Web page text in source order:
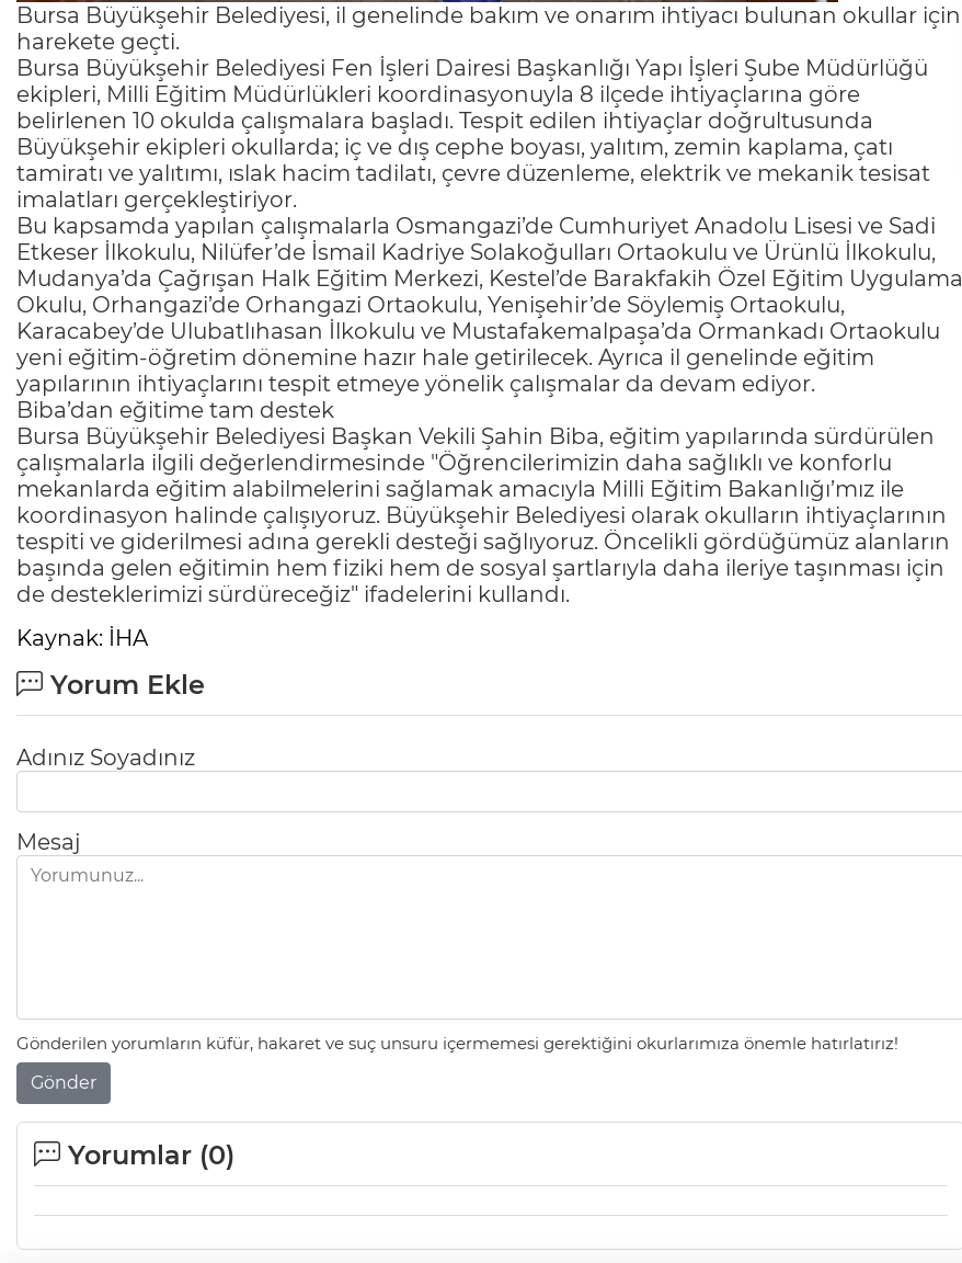
Bursa Büyükşehir Belediyesi, il genelinde bakım ve onarım ihtiyacı bulunan okullar için
harekete geçti.
Bursa Büyükşehir Belediyesi Fen İşleri Dairesi Başkanlığı Yapı İşleri Şube Müdürlüğü
ekipleri, Milli Eğitim Müdürlükleri koordinasyonuyla 8 ilçede ihtiyaçlarına göre
belirlenen 10 okulda çalışmalara başladı. Tespit edilen ihtiyaçlar doğrultusunda
Büyükşehir ekipleri okullarda; iç ve dış cephe boyası, yalıtım, zemin kaplama, çatı
tamiratı ve yalıtımı, ıslak hacim tadilatı, çevre düzenleme, elektrik ve mekanik tesisat
imalatları gerçekleştiriyor.
Bu kapsamda yapılan çalışmalarla Osmangazi’de Cumhuriyet Anadolu Lisesi ve Sadi
Etkeser İlkokulu, Nilüfer’de İsmail Kadriye Solakoğulları Ortaokulu ve Ürünlü İlkokulu,
Mudanya’da Çağrışan Halk Eğitim Merkezi, Kestel’de Barakfakih Özel Eğitim Uygulama
Okulu, Orhangazi’de Orhangazi Ortaokulu, Yenişehir’de Söylemiş Ortaokulu,
Karacabey’de Ulubatlıhasan İlkokulu ve Mustafakemalpaşa’da Ormankadı Ortaokulu
yeni eğitim-öğretim dönemine hazır hale getirilecek. Ayrıca il genelinde eğitim
yapılarının ihtiyaçlarını tespit etmeye yönelik çalışmalar da devam ediyor.
Biba’dan eğitime tam destek
Bursa Büyükşehir Belediyesi Başkan Vekili Şahin Biba, eğitim yapılarında sürdürülen
çalışmalarla ilgili değerlendirmesinde "Öğrencilerimizin daha sağlıklı ve konforlu
mekanlarda eğitim alabilmelerini sağlamak amacıyla Milli Eğitim Bakanlığı’mız ile
koordinasyon halinde çalışıyoruz. Büyükşehir Belediyesi olarak okulların ihtiyaçlarının
tespiti ve giderilmesi adına gerekli desteği sağlıyoruz. Öncelikli gördüğümüz alanların
başında gelen eğitimin hem fiziki hem de sosyal şartlarıyla daha ileriye taşınması için
de desteklerimizi sürdüreceğiz" ifadelerini kullandı.
Kaynak: İHA
Yorum Ekle
Adınız Soyadınız
Mesaj
Gönderilen yorumların küfür, hakaret ve suç unsuru içermemesi gerektiğini okurlarımıza önemle hatırlatırız!
Gönder
Yorumlar (0)